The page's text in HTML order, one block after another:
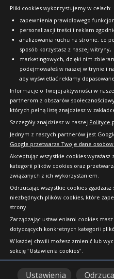
Pliki cookies wykorzystujemy w celach:
zapewnienia prawidłowego
personalizacji treści i reklam
analizowania ruchu na stronie, co
sposób korzystasz z naszej witryny,
marketingowych, dzięki nim
podejmowałeś w naszej witrynie i
aby wyświetlać reklamy
Informacje o Twojej aktywności w
partnerom z obszarów
których pełną listę znajdziesz w
Szczegóły znajdziesz w naszej Polityce
Jednym z naszych partnerów jest
Google przetwarza Twoje dane
Akceptując wszystkie cookies wyrażasz
kategorii plików cookies oraz
związanych z ich wykorzystaniem.
Odrzucając wszystkie cookies zgadzasz
niezbędnych plików cookies, które
strony.
Zarządzając ustawieniami cookies
dotyczących konkretnych kategorii
W każdej chwili możesz zmienić lub
sekcję "Ustawienia cookies".
Ustawienia
OFICJALNY
Copyright © 2010-2026
prawa